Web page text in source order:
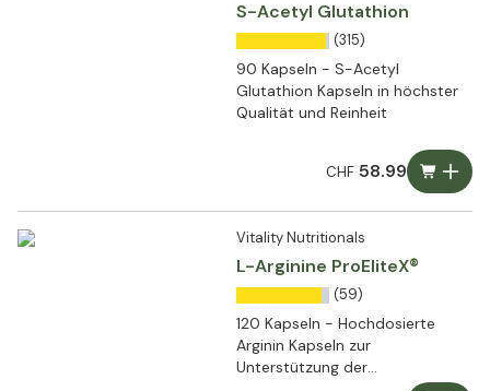
S-Acetyl Glutathion
(315)
90 Kapseln - S-Acetyl
Glutathion Kapseln in höchster
Qualität und Reinheit
CHF58.99
Vitality Nutritionals
L-Arginine ProEliteX®
(59)
120 Kapseln - Hochdosierte
Arginin Kapseln zur
Unterstützung der